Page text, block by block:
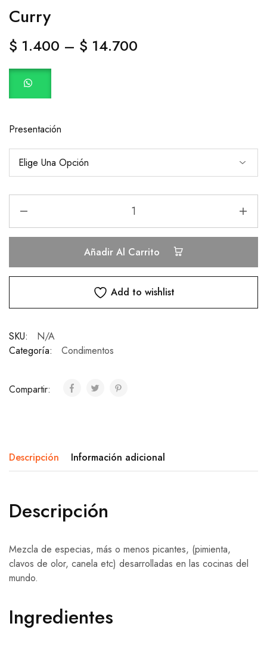
Curry
$ 1.400 – $ 14.700
Presentación
Añadir Al Carrito
Add to wishlist
SKU:
N/A
Categoría:
Condimentos
Compartir:
Descripción Información adicional
Descripción
Mezcla de especias, más o menos picantes, (pimienta,
clavos de olor, canela etc) desarrolladas en las cocinas del
mundo.
Ingredientes